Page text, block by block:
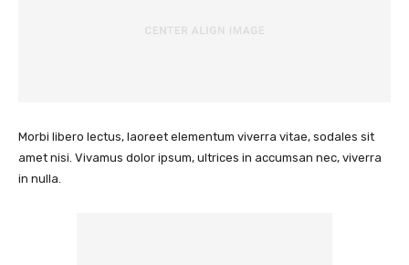
Morbi libero lectus, laoreet elementum viverra vitae, sodales sit
amet nisi. Vivamus dolor ipsum, ultrices in accumsan nec, viverra
in nulla.